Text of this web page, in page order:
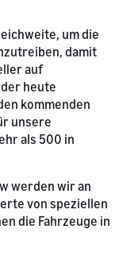
um die
damit
auf
heute
kommenden
unsere
als 500 in
werden wir an
von speziellen
die Fahrzeuge in